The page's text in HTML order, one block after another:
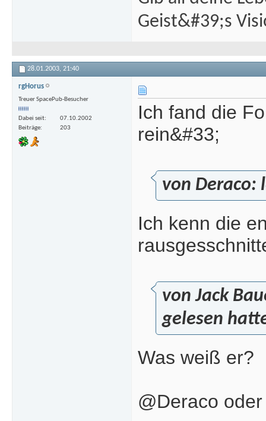
Geist&#39;s
28.01.2003, 21:40
rgHorus
Treuer SpacePub-Besucher
Dabei seit
07.10.2002
Beiträge
203
Ich fand die
rein&#33;
von Deraco:
Ich kenn die
von Jack
gelesen
Was weiß er?
@Deraco